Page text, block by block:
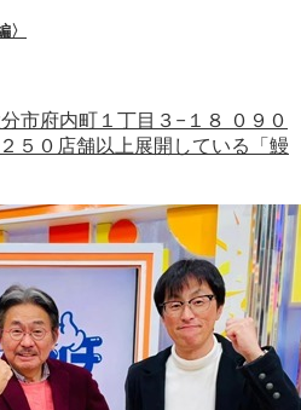
〉
市府内町１丁目３−１８ ０９０
５０店舗以上展開している「鰻